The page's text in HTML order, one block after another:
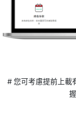
# 您可考慮提前上載